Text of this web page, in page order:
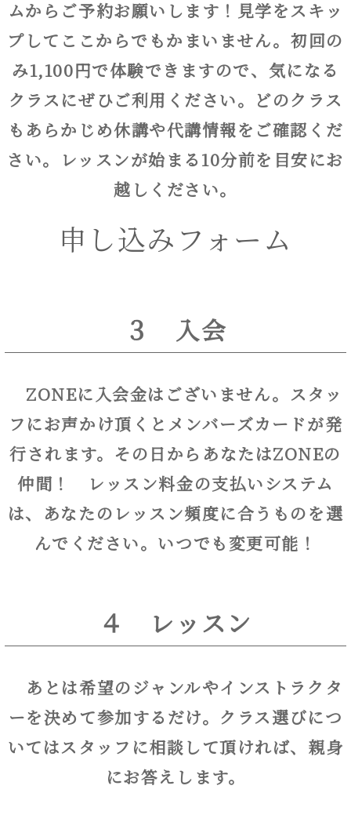
ムからご予約お願いします！見学をスキッ
プしてここからでもかまいません。初回の
み1,100円で体験できますので、気になる
クラスにぜひご利用ください。どのクラス
もあらかじめ休講や代講情報をご確認くだ
さい。レッスンが始まる10分前を目安にお
越しください。
申し込みフォーム
３ 入会
ZONEに入会金はございません。スタッ
フにお声かけ頂くとメンバーズカードが発
行されます。その日からあなたはZONEの
仲間！ レッスン料金の支払いシステム
は、あなたのレッスン頻度に合うものを選
んでください。いつでも変更可能！
４ レッスン
あとは希望のジャンルやインストラクタ
ーを決め て参加するだけ。クラス選びにつ
いてはスタッフに相談して頂ければ、親身
にお答えします。